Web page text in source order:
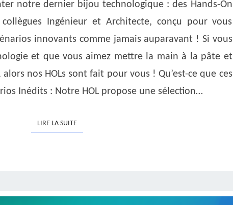
LAB
POUR
EXPÉRIENCES
INÉDITES
!
notre dernier bijou technologique : des Hands-On
collègues Ingénieur et Architecte, conçu pour vous
innovants comme jamais auparavant ! Si vous
et que vous aimez mettre la main à la pâte et
nos HOLs sont fait pour vous ! Qu’est-ce que ces
Inédits : Notre HOL propose une sélection…
LIRE LA SUITELIRE LA SUITE